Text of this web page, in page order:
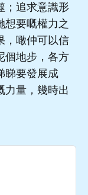
；追求意識形
想要嘅權力之
，噉仲可以信
個地步，各方
睇要發展成
力量，幾時出